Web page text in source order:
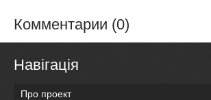
Комментарии (0)
Навігація
Про проект